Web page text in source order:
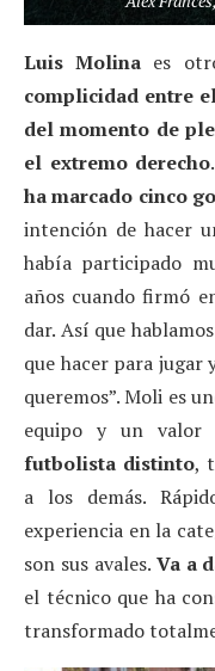
Luis Molina es
complicidad entre
del momento de
el extremo derecho
ha marcado cinco
intención de hacer
había participado
años cuando firmó
dar. Así que
que hacer para jugar
queremos”. Moli es
equipo y un valor
futbolista distinto,
a los demás.
experiencia en la
son sus avales. Va a
el técnico que ha
transformado